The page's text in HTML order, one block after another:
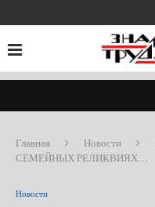
Главная Новости
СЕМЕЙНЫХ РЕЛИКВИЯХ…
Новости